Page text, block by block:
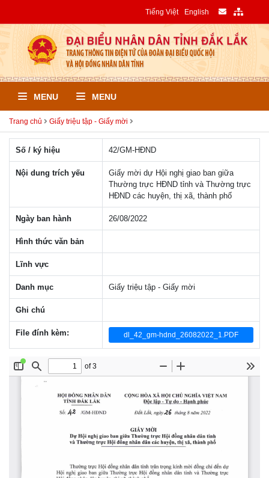
Tiếng Việt English
MENU MENU
Trang chủ Giấy triệu tập - Giấy mời
Số / ký hiệu 42/GM-HÐND
Nội dung trích yếu
Giấy mời dự Hội nghị giao ban giữa
Thường trực HĐND tỉnh và Thường trực
HĐND các huyện, thị xã, thành phố
Ngày ban hành 26/08/2022
Hình thức văn bản
Lĩnh vực
Danh mục Giấy triệu tập - Giấy mời
Ghi chú
File đính kèm: dl_42_gm-hdnd_26082022_1.PDF